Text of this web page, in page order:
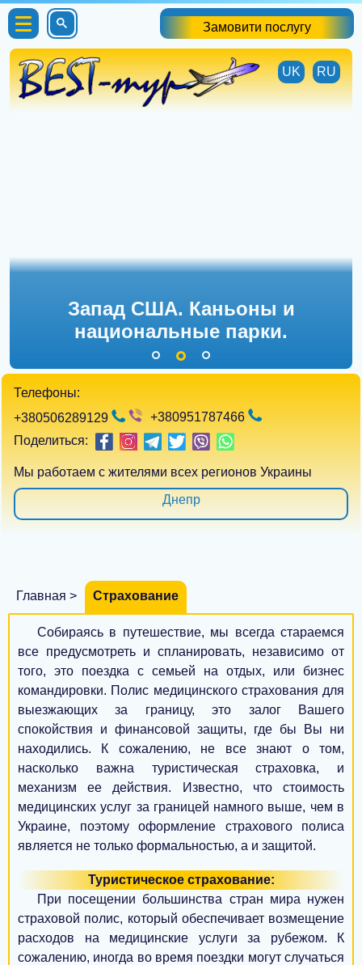
UK RU
Запад США. Каньоны и
национальные парки.
Телефоны:
+380506289129
+380951787466
Поделиться:
Мы работаем с жителями всех регионов Украины
Киев
Днепр
Львов
Николаев
Винница
Херсон
Полтава
Чернигов
Черкассы
Сумы
Хмельницкий
Житомир
Каменское
Главная > Страхование
Собираясь в путешествие, мы всегда стараемся
все предусмотреть и спланировать, независимо от
того, это поездка с семьей на отдых, или бизнес
командировки. Полис медицинского страхования для
выезжающих за границу, это залог Вашего
спокойствия и финансовой защиты, где бы Вы ни
находились. К сожалению, не все знают о том,
насколько важна туристическая страховка, и
механизм ее действия. Известно, что стоимость
медицинских услуг за границей намного выше, чем в
Украине, поэтому оформление страхового полиса
является не только формальностью, а и защитой.
Туристическое страхование:
При посещении большинства стран мира нужен
страховой полис, который обеспечивает возмещение
расходов на медицинские услуги за рубежом. К
сожалению, иногда во время поездки могут случаться
Замовити послугу